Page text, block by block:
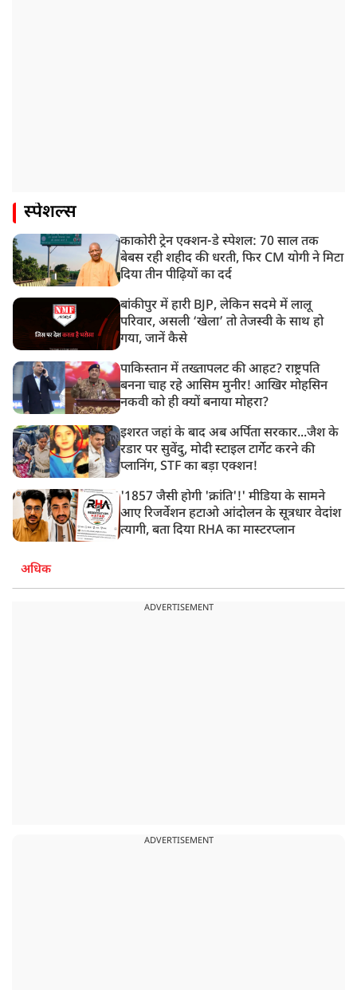
स्पेशल्स
काकोरी ट्रेन एक्शन-डे स्पेशल: 70 साल तक
बेबस रही शहीद की धरती, फिर CM योगी ने मिटा
दिया तीन पीढ़ियों का दर्द
बांकीपुर में हारी BJP, लेकिन सदमे में लालू
परिवार, असली ‘खेला’ तो तेजस्वी के साथ हो
गया, जानें कैसे
पाकिस्तान में तख्तापलट की आहट? राष्ट्रपति
बनना चाह रहे आसिम मुनीर! आखिर मोहसिन
नकवी को ही क्यों बनाया मोहरा?
इशरत जहां के बाद अब अर्पिता सरकार...जैश के
रडार पर सुवेंदु, मोदी स्टाइल टार्गेट करने की
प्लानिंग, STF का बड़ा एक्शन!
'1857 जैसी होगी 'क्रांति'!' मीडिया के सामने
आए रिजर्वेशन हटाओ आंदोलन के सूत्रधार वेदांश
त्यागी, बता दिया RHA का मास्टरप्लान
अधिक
ADVERTISEMENT
ADVERTISEMENT